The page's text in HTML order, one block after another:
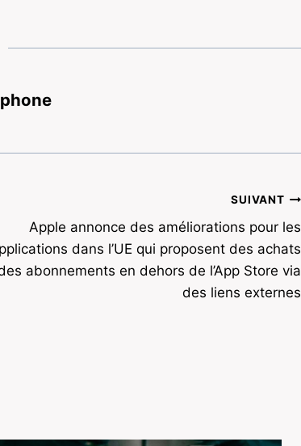
SUIVANT
Apple annonce des améliorations pour les
dans l’UE qui proposent des achats
abonnements en dehors de l’App Store via
des liens externes